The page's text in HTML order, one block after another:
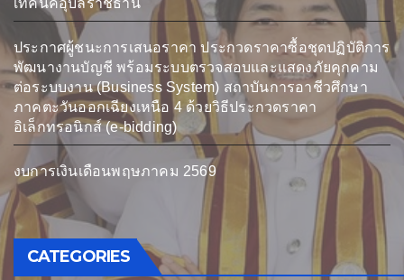
เทคนิคอุบลราชธานี
ประกาศผู้ชนะการเสนอราคา ประกวดราคาซื้อชุดปฏิบัติการ
พัฒนางานบัญชี พร้อมระบบตรวจสอบและแสดงภัยคุกคาม
ต่อระบบงาน (Business System) สถาบันการอาชีวศึกษา
ภาคตะวันออกเฉียงเหนือ 4 ด้วยวิธีประกวดราคา
อิเล็กทรอนิกส์ (e-bidding)
งบการเงินเดือนพฤษภาคม 2569
CATEGORIES